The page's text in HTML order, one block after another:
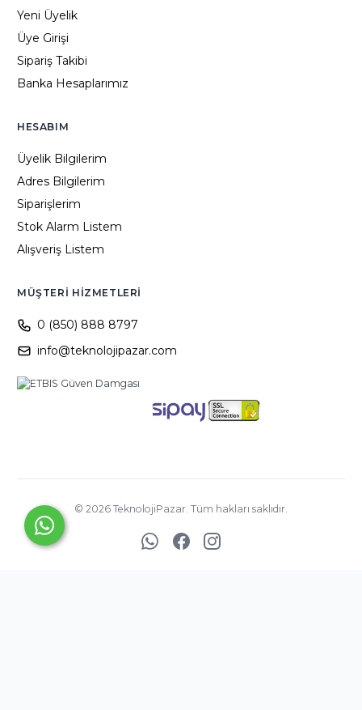
Yeni Üyelik
Üye Girişi
Sipariş Takibi
Banka Hesaplarımız
HESABIM
Üyelik Bilgilerim
Adres Bilgilerim
Siparişlerim
Stok Alarm Listem
Alışveriş Listem
MÜŞTERI HIZMETLERI
0 (850) 888 8797
info@teknolojipazar.com
© 2026 TeknolojiPazar. Tüm hakları saklıdır.